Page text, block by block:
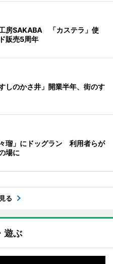
房SAKABA 「カステラ」使
販売5周年
しのかさ井」開業半年、街のす
瑠」にドッグラン 利用者らが
場に
る
遊ぶ